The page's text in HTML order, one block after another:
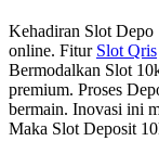
Kehadiran Slot Depo
online. Fitur Slot Qris
Bermodalkan Slot
premium. Proses
bermain. Inovasi ini
Maka Slot Deposit